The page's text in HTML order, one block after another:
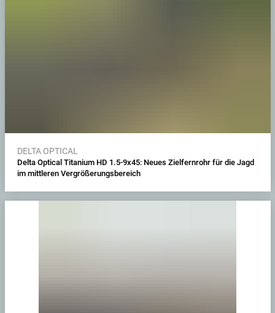
DELTA OPTICAL
Delta Optical Titanium HD 1.5-9x45: Neues Zielfernrohr für die Jagd
im mittleren Vergrößerungsbereich